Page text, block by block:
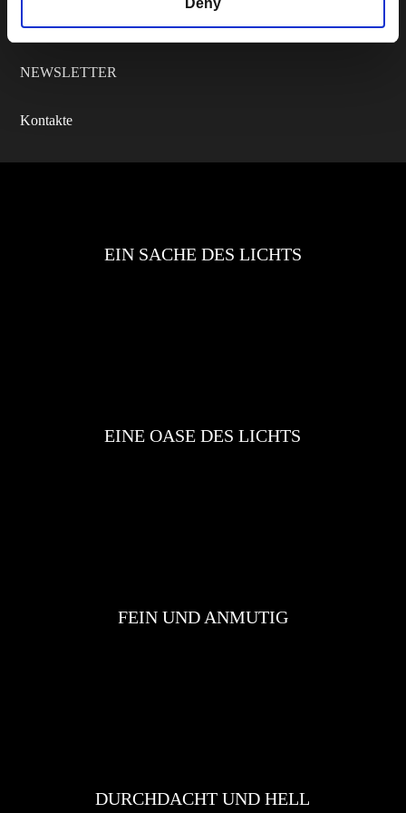
Catalogs
NEWSLETTER
Kontakte
EIN SACHE DES LICHTS
EINE OASE DES LICHTS
FEIN UND ANMUTIG
DURCHDACHT UND HELL